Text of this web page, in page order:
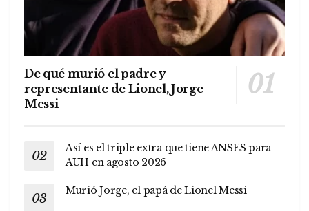
De qué murió el padre y
representante de Lionel, Jorge
Messi
Así es el triple extra que tiene ANSES para
AUH en agosto 2026
Murió Jorge, el papá de Lionel Messi